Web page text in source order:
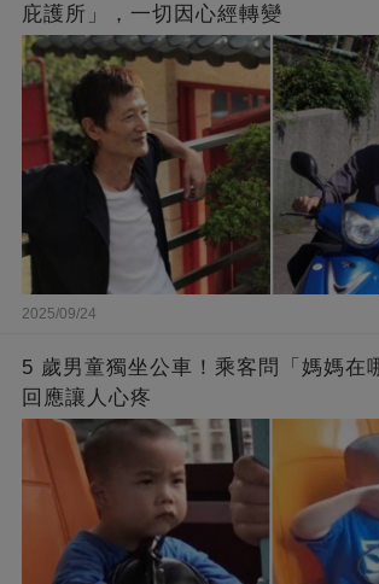
庇護所」，一切因心經轉變
2025/09/24
5 歲男童獨坐公車！乘客問「媽媽在
回應讓人心疼